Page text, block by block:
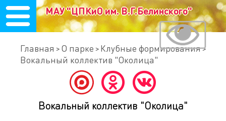
МАУ "ЦПКиО им. В.Г.Белинского"
Главная О парке
Клубные формирования
Вокальный коллектив "Околица"
Вокальный коллектив "Околица"